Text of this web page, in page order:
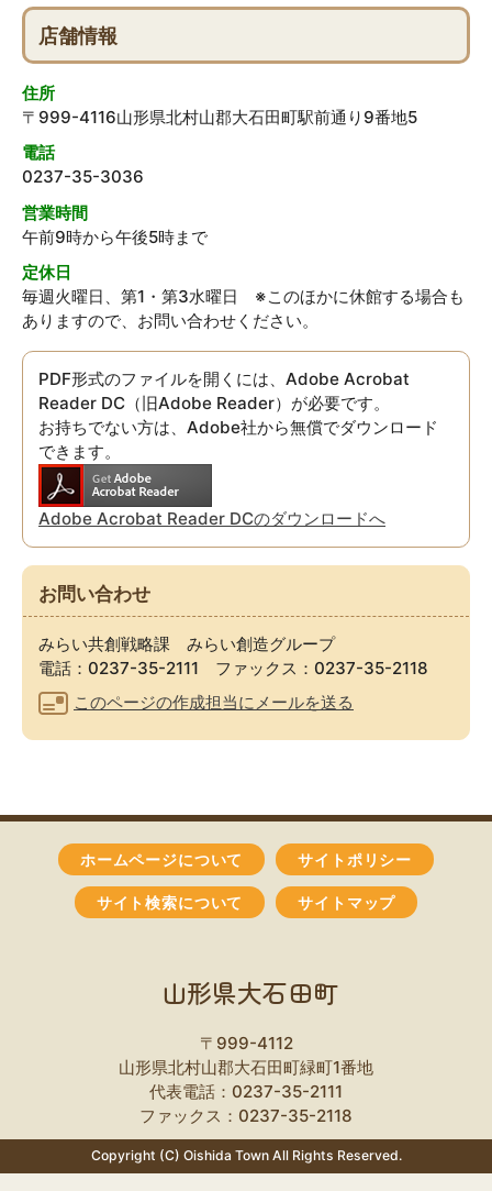
店舗情報
住所
〒999-4116山形県北村山郡大石田町駅前通り9番地5
電話
0237-35-3036
営業時間
午前9時から午後5時まで
定休日
毎週火曜日、第1・第3水曜日 ※このほかに休館する場合も
ありますので、お問い合わせください。
PDF形式のファイルを開くには、Adobe Acrobat
Reader DC（旧Adobe Reader）が必要です。
お持ちでない方は、Adobe社から無償でダウンロード
できます。
Adobe Acrobat Reader DCのダウンロードへ
お問い合わせ
みらい共創戦略課 みらい創造グループ
電話：0237-35-2111 ファックス：0237-35-2118
このページの作成担当にメールを送る
ホームページについて サイトポリシー
サイト検索について サイトマップ
山形県大石田町
〒999-4112
山形県北村山郡大石田町緑町1番地
代表電話：0237-35-2111
ファックス：0237-35-2118
Copyright (C) Oishida Town All Rights Reserved.